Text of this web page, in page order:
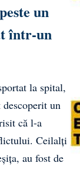
un
într-un
la spital,
un
că l-a
Ceilalți
au fost de